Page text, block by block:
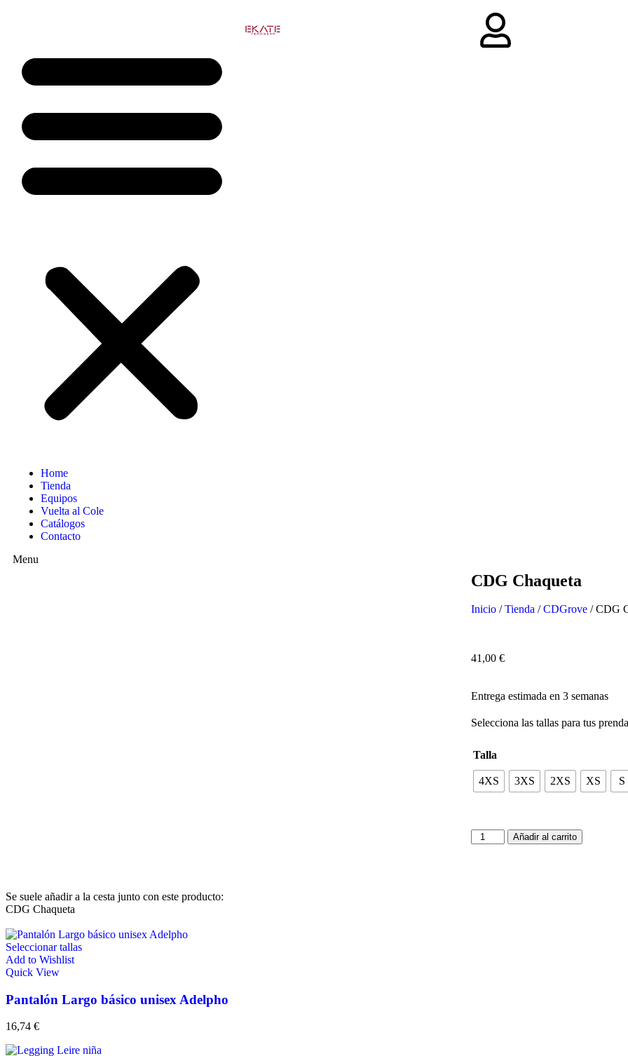
Home
Tienda
Equipos
Vuelta al Cole
Catálogos
Contacto
Menu
CDG Chaqueta
Inicio /Tienda /CDGrove / CDG
41,00 €
Entrega estimada en 3 semanas
Selecciona las tallas para tus
Talla
4XS 3XS 2XS XS S
Añadir al carrito
Se suele añadir a la cesta junto con este producto:
CDG Chaqueta
Seleccionar tallas
Add to Wishlist
Quick View
Pantalón Largo básico unisex Adelpho
16,74 €